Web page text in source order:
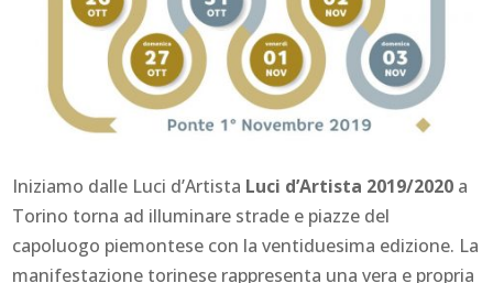
Iniziamo dalle Luci d’Artista Luci d’Artista 2019/2020 a
Torino torna ad illuminare strade e piazze del
capoluogo piemontese con la ventiduesima edizione. La
manifestazione torinese rappresenta una vera e propria